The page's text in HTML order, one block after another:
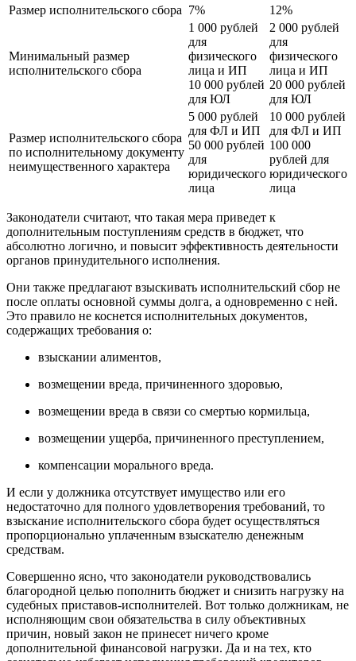
Размер исполнительского сбора 7% 12%
Минимальный размер
исполнительского сбора
1 000 рублей
для
физического
лица и ИП
10 000 рублей
для ЮЛ
2 000 рублей
для
физического
лица и ИП
20 000 рублей
для ЮЛ
Размер исполнительского сбора
по исполнительному документу
неимущественного характера
5 000 рублей
для ФЛ и ИП
50 000 рублей
для
юридического
лица
10 000 рублей
для ФЛ и ИП
100 000
рублей для
юридического
лица
Законодатели считают, что такая мера приведет к
дополнительным поступлениям средств в бюджет, что
абсолютно логично, и повысит эффективность деятельности
органов принудительного исполнения.
Они также предлагают взыскивать исполнительский сбор не
после оплаты основной суммы долга, а одновременно с ней.
Это правило не коснется исполнительных документов,
содержащих требования о:
взыскании алиментов,
возмещении вреда, причиненного здоровью,
возмещении вреда в связи со смертью кормильца,
возмещении ущерба, причиненного преступлением,
компенсации морального вреда.
И если у должника отсутствует имущество или его
недостаточно для полного удовлетворения требований, то
взыскание исполнительского сбора будет осуществляться
пропорционально уплаченным взыскателю денежным
средствам.
Совершенно ясно, что законодатели руководствовались
благородной целью пополнить бюджет и снизить нагрузку на
судебных приставов-исполнителей. Вот только должникам, не
исполняющим свои обязательства в силу объективных
причин, новый закон не принесет ничего кроме
дополнительной финансовой нагрузки. Да и на тех, кто